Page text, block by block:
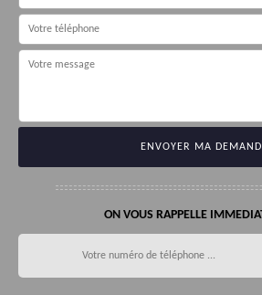
ON VOUS RAPPELLE